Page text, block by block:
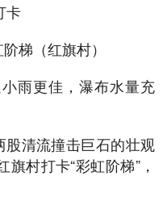
卡
梯（红旗村）
雨更佳，瀑布水量充
股清流撞击巨石的壮观
旗村打卡“彩虹阶梯”，